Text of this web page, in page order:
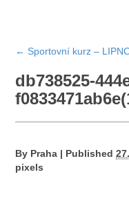
← Sportovní kurz –
db738525-
By Praha | Published
pixels